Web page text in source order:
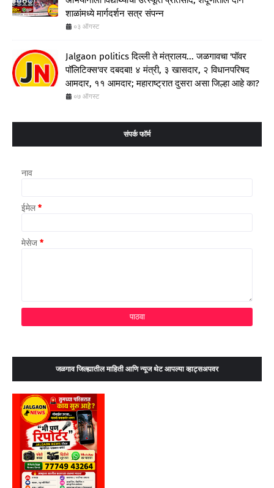
शाळांमध्ये मार्गदर्शन सत्र संपन्न
०३ ऑगस्ट
Jalgaon politics दिल्ली ते मंत्रालय... जळगावचा 'पॉवर
पॉलिटिक्स'वर दबदबा! ४ मंत्री, ३ खासदार, २ विधानपरिषद
आमदार, ११ आमदार; महाराष्ट्रात दुसरा असा जिल्हा आहे का?
०७ ऑगस्ट
संपर्क फॉर्म
नाव
ईमेल*
मेसेज *
जळगाव जिल्ह्यातील माहिती आणि न्यूज थेट आपल्या व्हाट्सअपवर